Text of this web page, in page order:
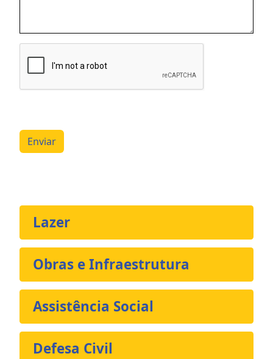
Enviar
Lazer
Obras e Infraestrutura
Assistência Social
Defesa Civil